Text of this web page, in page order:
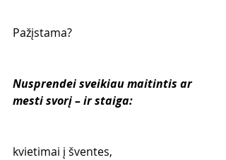
Pažįstama?
Nusprendei sveikiau maitintis ar
mesti svorį – ir staiga:
kvietimai į šventes,